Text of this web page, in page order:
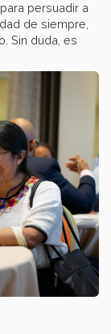
persuadir a
de siempre,
Sin duda, es